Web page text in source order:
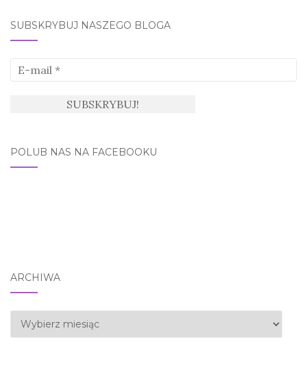
SUBSKRYBUJ NASZEGO BLOGA
POLUB NAS NA FACEBOOKU
ARCHIWA
Archiwa